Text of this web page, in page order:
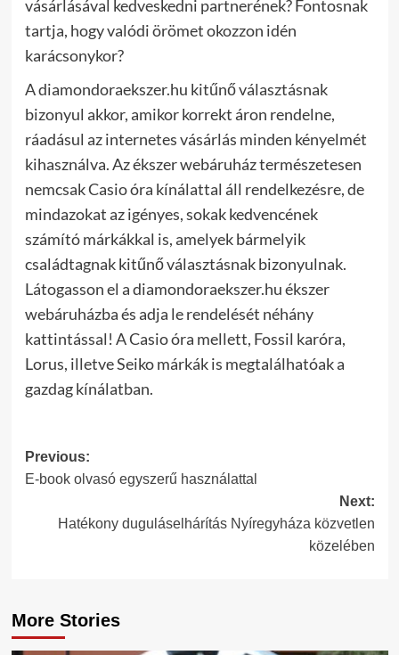
vásárlásával kedveskedni partnerének? Fontosnak
tartja, hogy valódi örömet okozzon idén
karácsonykor?
A diamondoraekszer.hu kitűnő választásnak
bizonyul akkor, amikor korrekt áron rendelne,
ráadásul az internetes vásárlás minden kényelmét
kihasználva. Az ékszer webáruház természetesen
nemcsak Casio óra kínálattal áll rendelkezésre, de
mindazokat az igényes, sokak kedvencének
számító márkákkal is, amelyek bármelyik
családtagnak kitűnő választásnak bizonyulnak.
Látogasson el a diamondoraekszer.hu ékszer
webáruházba és adja le rendelését néhány
kattintással! A Casio óra mellett, Fossil karóra,
Lorus, illetve Seiko márkák is megtalálhatóak a
gazdag kínálatban.
Post
navigation
Previous:
E-book olvasó egyszerű használattal
Next:
Hatékony duguláselhárítás Nyíregyháza közvetlen
közelében
More Stories